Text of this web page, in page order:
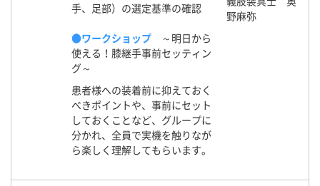
手、足部）の選定基準の確認
●ワークショップ
～明日から
使える！膝継手事前セッティン
グ～
患者様への装着前に抑えておく
べきポイントや、事前にセット
しておくことなど、グループに
分かれ、全員で実機を触りなが
ら楽しく理解してもらいます。
野麻弥